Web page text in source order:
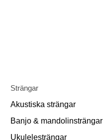
Strängar
Akustiska strängar
Banjo & mandolinsträngar
Ukulelesträngar